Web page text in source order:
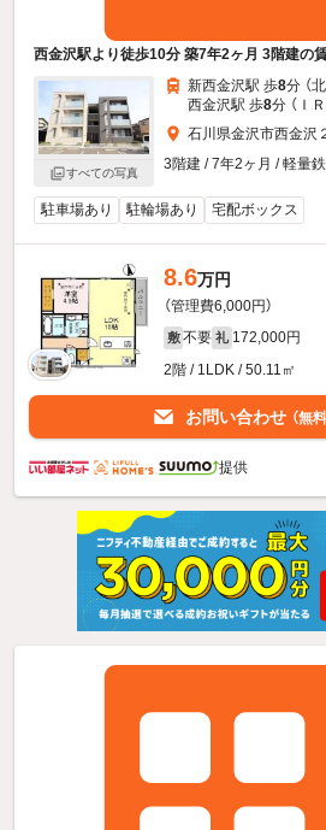
西金沢駅より徒歩10分 築7年2ヶ月 3階建の
すべての写真
新西金沢駅 歩8分 （
西金沢駅 歩8分 （Ｉ
石川県金沢市西金沢
3階建 / 7年2ヶ月 / 軽量
駐車場あり 駐輪場あり 宅配ボックス
8.6万円
（管理費6,000円）
敷 不要 礼 172,000円
2階 / 1LDK / 50.11㎡
お問い合わせ （無料
提供